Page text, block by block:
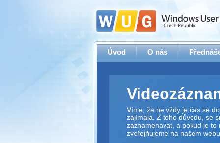
Úvod O nás
Víme, že ne vždy je čas se
zajímala. Z toho důvodu, se
zaznamenávat, a pokud je to
zveřejňujeme na našem webu.